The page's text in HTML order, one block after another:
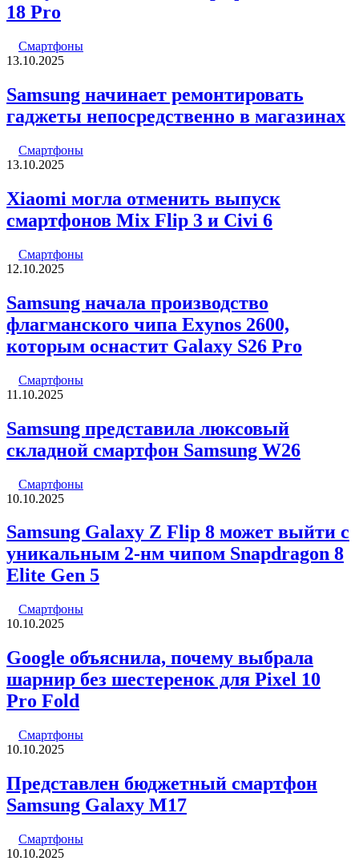
18 Pro
Смартфоны
13.10.2025
Samsung начинает ремонтировать
гаджеты непосредственно в магазинах
Смартфоны
13.10.2025
Xiaomi могла отменить выпуск
смартфонов Mix Flip 3 и Civi 6
Смартфоны
12.10.2025
Samsung начала производство
флагманского чипа Exynos 2600,
которым оснастит Galaxy S26 Pro
Смартфоны
11.10.2025
Samsung представила люксовый
складной смартфон Samsung W26
Смартфоны
10.10.2025
Samsung Galaxy Z Flip 8 может выйти с
уникальным 2-нм чипом Snapdragon 8
Elite Gen 5
Смартфоны
10.10.2025
Google объяснила, почему выбрала
шарнир без шестеренок для Pixel 10
Pro Fold
Смартфоны
10.10.2025
Представлен бюджетный смартфон
Samsung Galaxy M17
Смартфоны
10.10.2025